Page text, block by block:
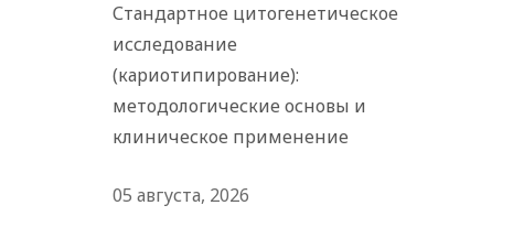
Стандартное цитогенетическое
исследование
(кариотипирование):
методологические основы и
клиническое применение
05 августа, 2026